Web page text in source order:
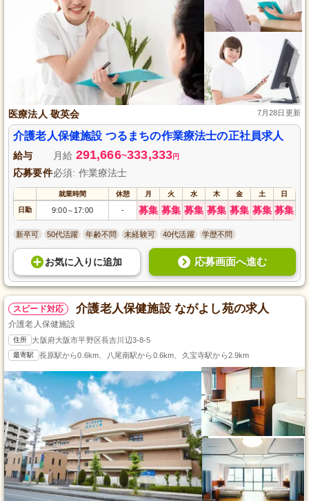
医療法人 敬英会 7月28日更新
介護老人保健施設 つるまちの作業療法士の正社員求人
給与 月給 291,666~333,333円
応募要件必須: 作業療法士
就業時間 休憩 月 火 水 木 金 土 日
日勤 9:00～ 17:00 - 募集 募集 募集 募集 募集 募集 募集
新卒可 50代活躍 年齢不問 未経験可 40代活躍 学歴不問
お気に入り に追加 応募画面へ進む
スピード対応 介護老人保健施設 ながよし苑の求人
介護老人保健施設
住所 大阪府大阪市平野区長吉川辺3-8-5
最寄駅 長原駅から0.6km、八尾南駅から0.6km、久宝寺駅から2.9km